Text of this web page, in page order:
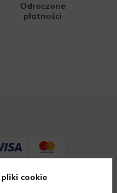
Odroczone
płatności
cookie